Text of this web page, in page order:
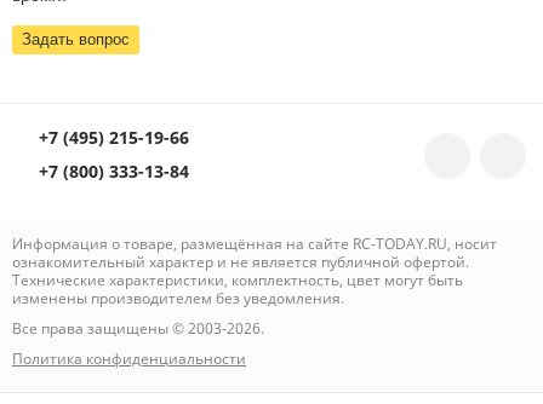
Задать вопрос
+7 (495) 215-19-66
+7 (800) 333-13-84
Информация о товаре, размещённая на сайте RC-TODAY.RU, носит
ознакомительный характер и не является публичной офертой.
Технические характеристики, комплектность, цвет могут быть
изменены производителем без уведомления.
Все права защищены © 2003-2026.
Политика конфиденциальности